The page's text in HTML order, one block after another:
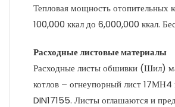
Тепловая мощность отопительных
100,000 ккал до 6,000,000 ккал.
Расходные листовые материалы
Расходные листы обшивки (Шил)
котлов – огнеупорный лист 17МН4
DIN17155. Листы оглашаются и